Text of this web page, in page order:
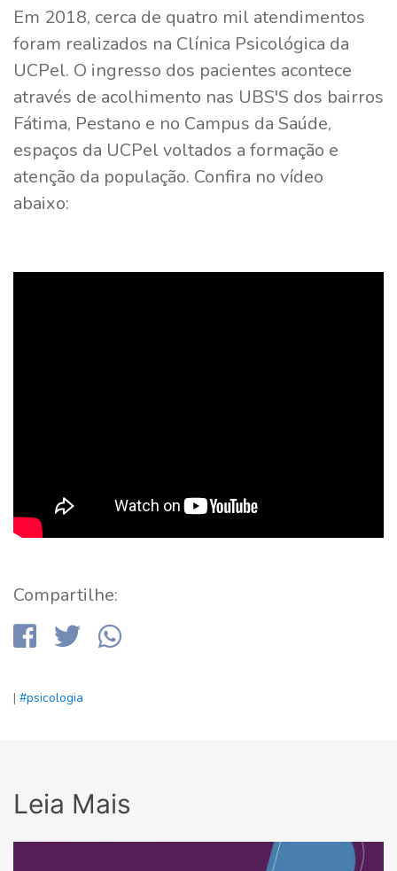
Em 2018, cerca de quatro mil atendimentos
foram realizados na Clínica Psicológica da
UCPel. O ingresso dos pacientes acontece
através de acolhimento nas UBS'S dos bairros
Fátima, Pestano e no Campus da Saúde,
espaços da UCPel voltados a formação e
atenção da população. Confira no vídeo
abaixo:
Compartilhe:
| #psicologia
Leia Mais